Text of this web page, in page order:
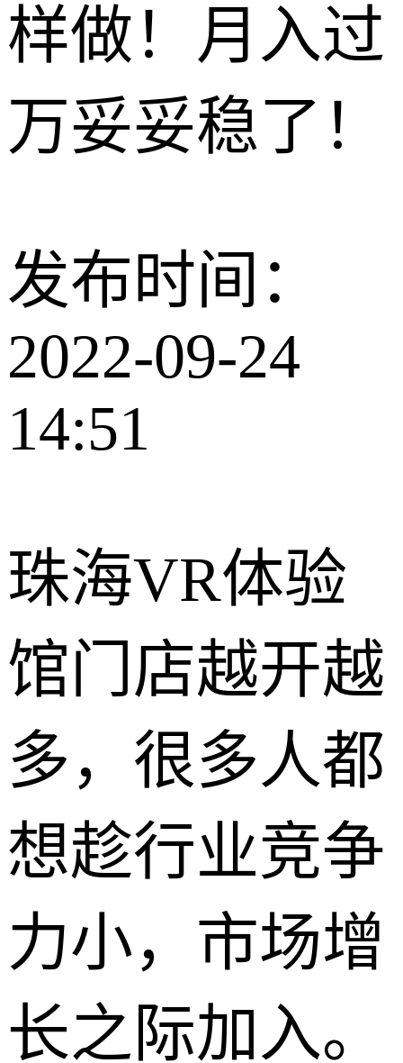
样做！月入过
万妥妥稳了！
发布时间：
2022-09-24
14:51
珠海VR体验
馆门店越开越
多，很多人都
想趁行业竞争
力小，市场增
长之际加入。